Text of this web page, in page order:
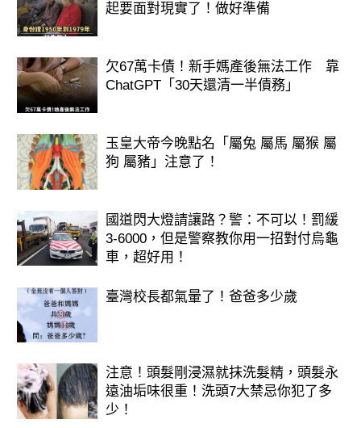
起要面對現實了！做好準備
欠67萬卡債！新手媽產後無法工作 靠
ChatGPT「30天還清一半債務」
玉皇大帝今晚點名「屬兔 屬馬 屬猴 屬
狗 屬豬」注意了！
國道閃大燈請讓路？警：不可以！罰緩
3-6000，但是警察教你用一招對付烏龜
車，超好用！
臺灣校長都氣暈了！爸爸多少歲
注意！頭髮剛浸濕就抹洗髮精，頭髮永
遠油垢味很重！洗頭7大禁忌你犯了多
少！